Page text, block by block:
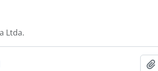
Ltda.